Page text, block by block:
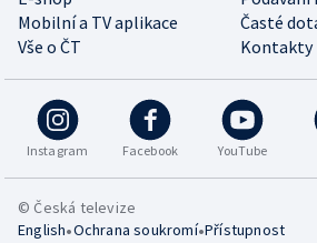
Mobilní a TV aplikace
Časté
Vše o ČT
Kontakty
Instagram Facebook YouTube
© Česká televize
English•Ochrana soukromí•Přístupnost